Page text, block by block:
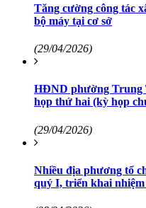
Tăng cường công tác
bộ máy tại cơ sở
(29/04/2026)
HĐND phường Trung
họp thứ hai (kỳ họp
(29/04/2026)
Nhiều địa phương tổ
quý I, triển khai